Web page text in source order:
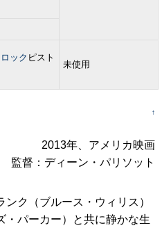
ック ピスト
未使用
↑
2013年、アメリカ映画
監督：ディーン・パリソット
ク（ブルース・ウィリス）
・パーカー）と共に静かな生